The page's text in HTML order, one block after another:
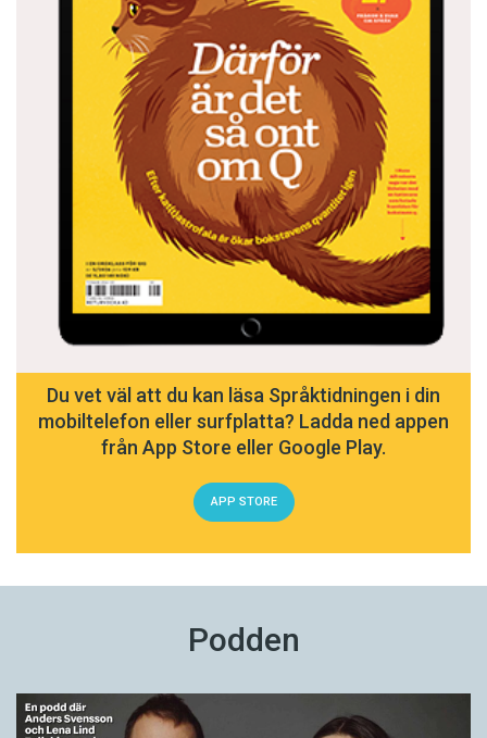
Du vet väl att du kan läsa Språktidningen i din
mobiltelefon eller surfplatta? Ladda ned appen
från App Store eller Google Play.
APP STORE
Podden